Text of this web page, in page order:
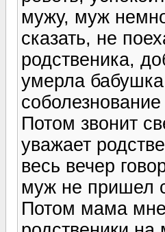
мужу, муж
сказать, не
родственика,
умерла
Потом звонит
уважает
весь вечер
муж не пришел
Потом мама